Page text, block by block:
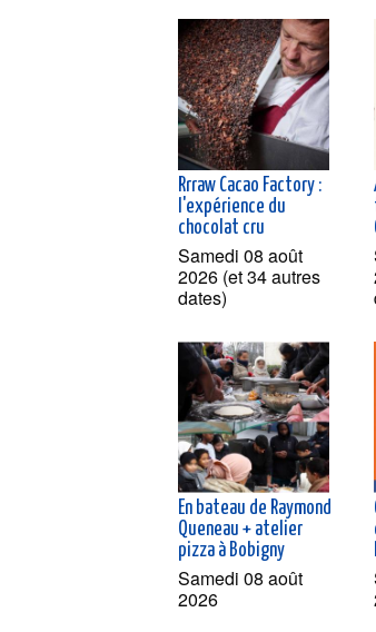
Rrraw Cacao Factory :
l'expérience du
chocolat cru
Samedi 08 août
2026 (et 34 autres
dates)
En bateau de Raymond
Queneau + atelier
pizza à Bobigny
Samedi 08 août
2026